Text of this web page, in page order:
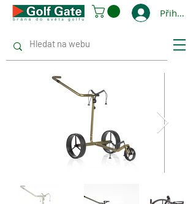
Přihlásit